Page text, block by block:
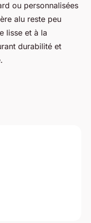
ou personnalisées
alu reste peu
lisse et à la
durabilité et